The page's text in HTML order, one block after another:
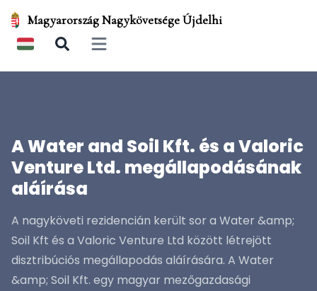
Magyarország Nagykövetsége Újdelhi
Open main menu
A Water and Soil Kft. és a Valoric
Venture Ltd. megállapodásának
aláírása
A nagyköveti rezidencián került sor a Water &amp;
Soil Kft és a Valoric Venture Ltd között létrejött
disztribúciós megállapodás aláírására. A Water
&amp; Soil Kft. egy magyar mezőgazdasági